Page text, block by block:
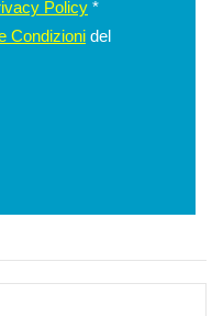
Policy *
Condizioni del